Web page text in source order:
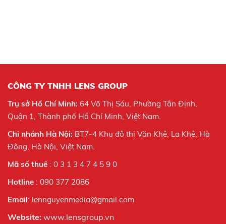
CÔNG TY TNHH LENS GROUP
Trụ sở Hồ Chí Minh: 64 Võ Thị Sáu, Phường Tân Định,
Quận 1, Thành phố Hồ Chí Minh, Việt Nam.
Chi nhánh Hà Nội: BT7-4 Khu đô thị Văn Khê, La Khê, Hà
Đông, Hà Nội, Việt Nam.
Mã số thuế: 0 3 1 3 4 7 4 5 9 0
Hotline : 090 377 2086
Email: lennguyenmedia@gmail.com
Website: www.lensgroup.vn